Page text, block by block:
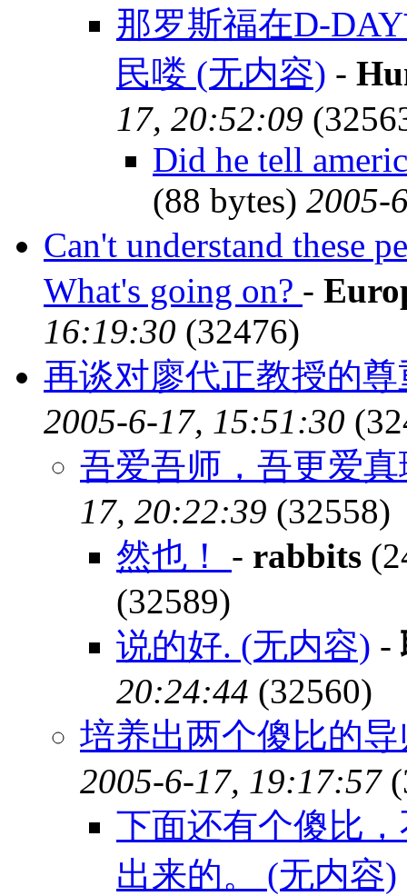
那罗斯福在D-
民喽 (无内容) -
17, 20:52:09
Did he tell
(88 bytes) 2005-
Can't understand these
What's going on? -
16:19:30 (32476)
再谈对廖代正教授的
2005-6-17, 15:51:30
吾爱吾师，吾更爱
17, 20:22:39 (32558)
然也！ - rabbits
(32589)
说的好. (无内容) -
20:24:44 (32560)
培养出两个傻比的
2005-6-17, 19:17:57
下面还有个傻比
出来的。 (无内容)